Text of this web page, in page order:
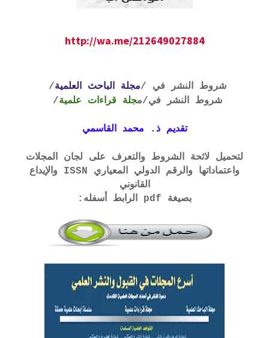
http://wa.me/212649027884
شروط النشر في /مجلة الباحث العلمية/
شروط النشر في/مجلة قراءات علمية/
تقديم ذ. محمد القاسمي
لتحميل لائحة الشروط والتعرف على لجان المجلات
واعتماداتها والرقم الدولي المعياري ISSN والإيداع
القانوني
بصيغة pdf الرابط أسفله: